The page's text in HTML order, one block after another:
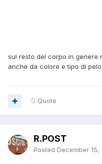
sul resto del corpo in genere
anche da colore e tipo di
Quote
R.POST
Posted December 15,